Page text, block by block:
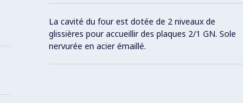
La cavité du four est dotée de 2 niveaux de
glissières pour accueillir des plaques 2/1 GN. Sole
nervurée en acier émaillé.